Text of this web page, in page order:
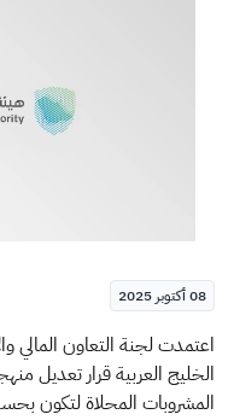
08 أكتوبر 2025
​اعتمدت لجنة التعاون
الخليج العربية قرار تعديل
المشروبات المحلاة لتكون